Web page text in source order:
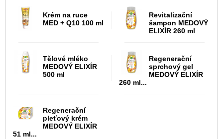
Krém na ruce
MED + Q10 100 ml
Revitalizační
šampon MEDOVÝ
ELIXÍR 260 ml
Tělové mléko
MEDOVÝ ELIXÍR
500 ml
Regenerační
sprchový gel
MEDOVÝ ELIXÍR
260 ml...
Regenerační
pleťový krém
MEDOVÝ ELIXÍR
51 ml...